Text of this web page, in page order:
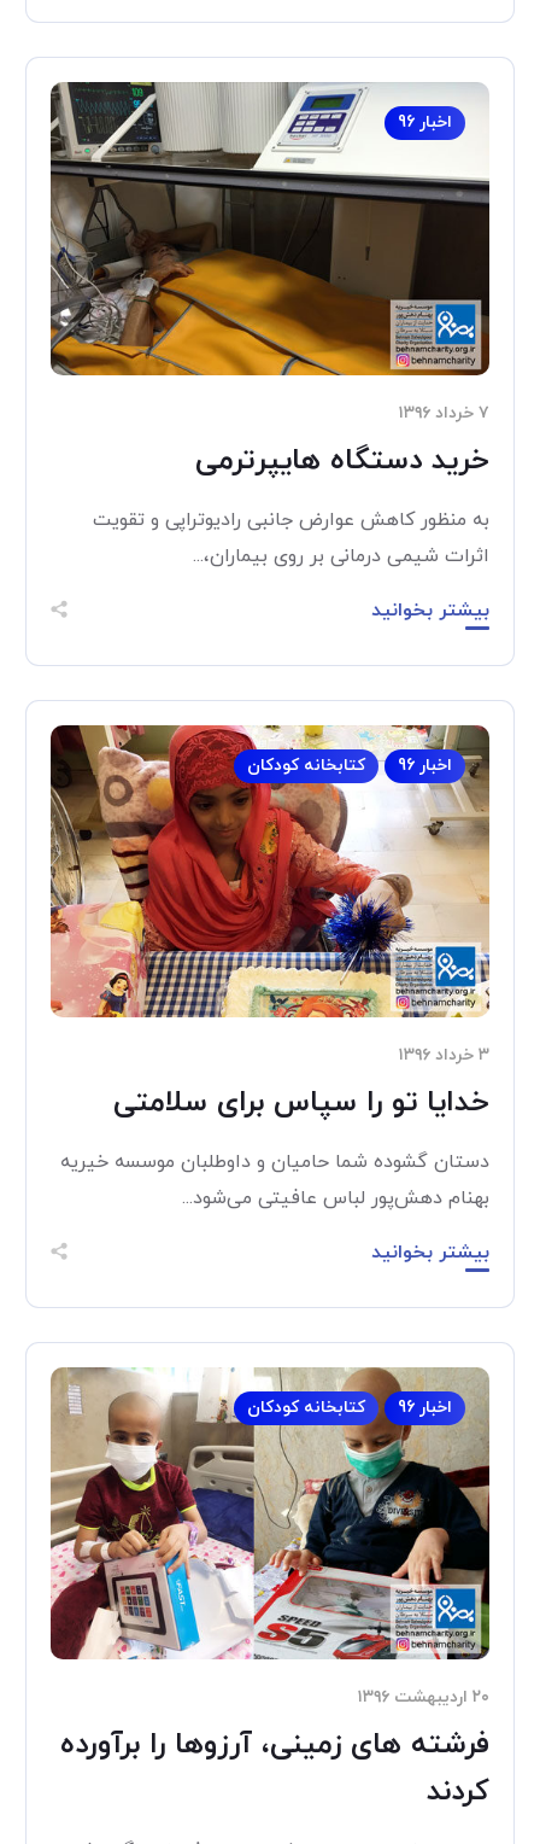
اخبار 96
۷ خرداد ۱۳۹۶
خرید دستگاه هایپرترمی
به منظور کاهش عوارض جانبی رادیوتراپی و تقویت
اثرات شیمی درمانی بر روی بیماران،...
بیشتر بخوانید
اخبار 96 کتابخانه کودکان
۳ خرداد ۱۳۹۶
خدایا تو را سپاس برای سلامتی
دستان گشوده شما حامیان و داوطلبان موسسه خیریه
بهنام دهش‌پور لباس عافیتی می‌شود...
بیشتر بخوانید
اخبار 96 کتابخانه کودکان
۲۰ اردیبهشت ۱۳۹۶
فرشته های زمینی، آرزوها را برآورده
کردند